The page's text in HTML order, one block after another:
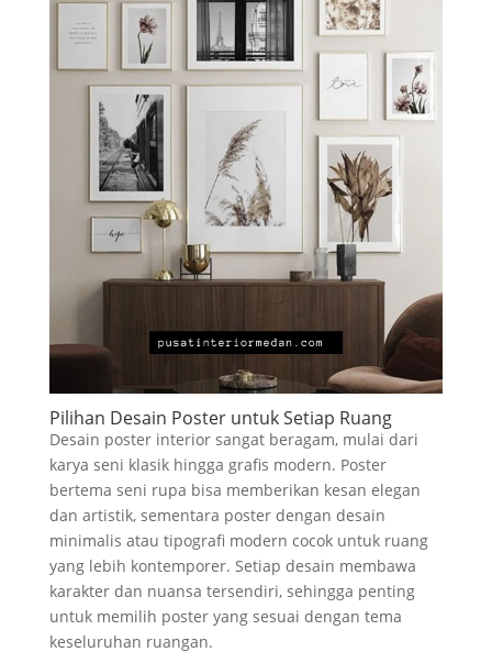
Pilihan Desain Poster untuk Setiap Ruang
Desain poster interior sangat beragam, mulai dari
karya seni klasik hingga grafis modern. Poster
bertema seni rupa bisa memberikan kesan elegan
dan artistik, sementara poster dengan desain
minimalis atau tipografi modern cocok untuk ruang
yang lebih kontemporer. Setiap desain membawa
karakter dan nuansa tersendiri, sehingga penting
untuk memilih poster yang sesuai dengan tema
keseluruhan ruangan.